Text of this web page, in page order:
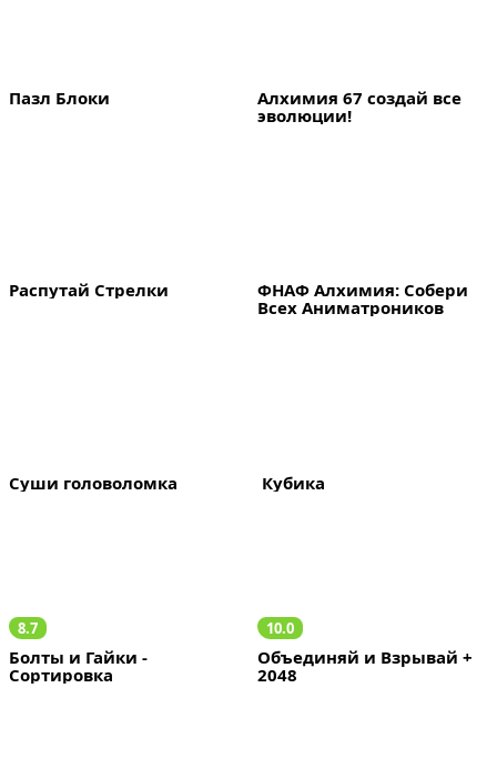
Пазл Блоки
Алхимия 67 создай все
эволюции!
Распутай Стрелки
ФНАФ Алхимия: Собери
Всех Аниматроников
Суши головоломка Кубика
8.7
Болты и Гайки -
Сортировка
10.0
Объединяй и Взрывай +
2048